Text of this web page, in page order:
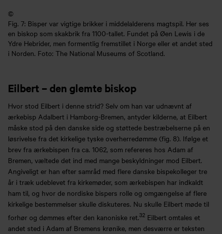
©
Fig. 7: Bisper var vigtige brikker i middelalderens magtspil. Her ses
en biskop som skakbrik fra 1100-tallet. Fundet på Øen Lewis i de
Ydre Hebrider, men formentlig fremstillet i Norge eller et andet sted
i Norden. Foto: The National Museums of Scotland.
Eilbert – den glemte biskop
Hvor stod Eilbert i denne strid? Selv om han var udnævnt af
ærkebisp Adalbert i Hamborg-Bremen, antyder kilderne, at Eilbert
måske stod på den danske side og støttede bestræbelserne på en
løsrivelse fra det kirkelige tyske overherredømme (fig. 8). Ifølge et
brev fra ærkebispen fra ca. 1062, som refereres hos Adam af
Bremen, væltede det ind med mange beskyldninger mod Eilbert.
Angiveligt er han efter samråd med flere danske bispekolleger tre
år i træk udeblevet fra kirkemøder, som ærkebispen har indkaldt
ham til, og hvor de nordiske bispers rolle og omgængelse af flere
kirkelige bestemmelser skulle diskuteres. Nu skulle Eilbert møde til
forhør og dømmes efter den kanoniske ret.32 Eilbert omtales et
andet sted i Adam af Bremens krønike, men desværre er teksten